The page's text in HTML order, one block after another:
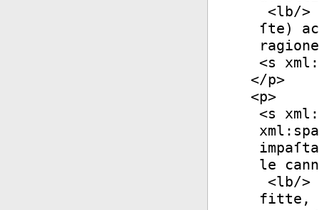
<lb/>
ſte)
<s
</p>
<p>
<s
le
<lb/>
fitte,